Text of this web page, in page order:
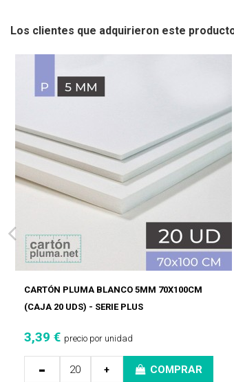
Los clientes que adquirieron este
CARTÓN PLUMA BLANCO 5MM 70X100CM
(CAJA 20 UDS) - SERIE PLUS
3,39 € precio por unidad
+
- COMPRAR